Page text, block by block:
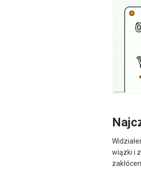
wiązki i